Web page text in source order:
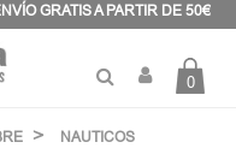
GRATIS A PARTIR DE 50€
0
NAUTICOS